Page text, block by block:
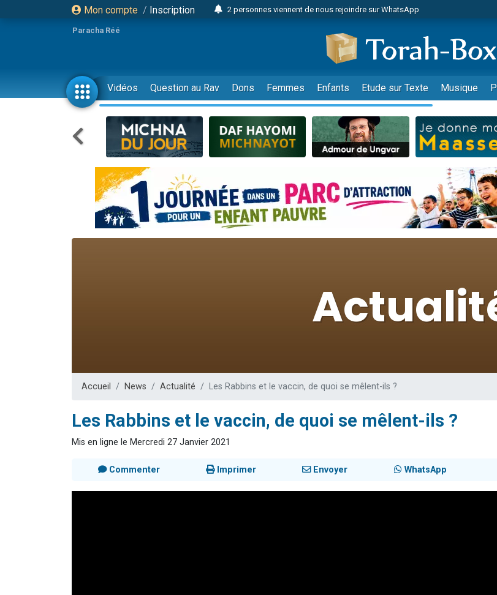
Mon compte / Inscription
2 personnes viennent de nous rejoindre sur WhatsApp
2 nouvelles musiques dans Torah-Box Music
8 personnes viennent de faire un don pour Tsédaka : pauvres d'Israel
4 personnes viennent de faire un don pour Diane, 80 ans, dans un
Nouvelle émission radio : Visions de grandeur n°104 : Le Chabbath et le
61 personnes viennent de demander une bénédiction
39 personnes viennent de faire un don pour Sauvez la jambe de Yohan
Il reste 49 places pour étudier en groupe sur Zoom
Nathaniel vient de donner son Maasser
6 personnes viennent de faire un don pour 5 enfants déjà orphelins
2 personnes viennent de faire un don pour Reloger Rivka, 6 enfants,
2 personnes viennent de nous rejoindre sur WhatsApp
2 personnes viennent de nous rejoindre sur WhatsApp
Paracha Réé
Vidéos Question au Rav Dons Femmes Enfants Etude sur Texte Musique
Accueil News Actualité Les Rabbins et le vaccin, de quoi se mêlent-ils ?
Les Rabbins et le vaccin, de quoi se mêlent-ils ?
Mis en ligne le Mercredi 27 Janvier 2021
Commenter Imprimer Envoyer WhatsApp